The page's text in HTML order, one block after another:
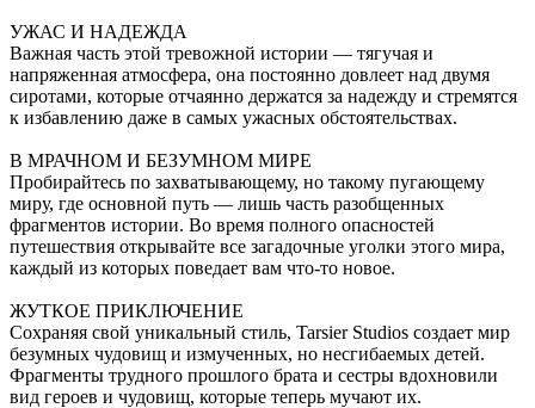
УЖАС И НАДЕЖДА
Важная часть этой тревожной истории — тягучая и
напряженная атмосфера, она постоянно довлеет над двумя
сиротами, которые отчаянно держатся за надежду и стремятся
к избавлению даже в самых ужасных обстоятельствах.
В МРАЧНОМ И БЕЗУМНОМ МИРЕ
Пробирайтесь по захватывающему, но такому пугающему
миру, где основной путь — лишь часть разобщенных
фрагментов истории. Во время полного опасностей
путешествия открывайте все загадочные уголки этого мира,
каждый из которых поведает вам что-то новое.
ЖУТКОЕ ПРИКЛЮЧЕНИЕ
Сохраняя свой уникальный стиль, Tarsier Studios создает мир
безумных чудовищ и измученных, но несгибаемых детей.
Фрагменты трудного прошлого брата и сестры вдохновили
вид героев и чудовищ, которые теперь мучают их.